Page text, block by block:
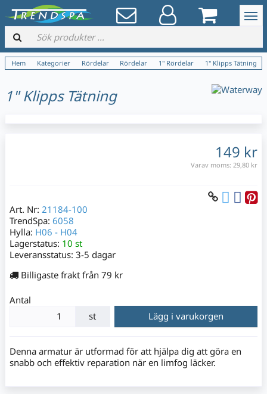
Hem Kategorier Rördelar Rördelar 1" Rördelar 1" Klipps Tätning
1" Klipps Tätning
149 kr
Varav moms: 29,80 kr
Art. Nr: 21184-100
TrendSpa: 6058
Hylla: H06 - H04
Lagerstatus: 10 st
Leveransstatus: 3-5 dagar
Billigaste frakt från 79 kr
Antal
st
Lägg i varukorgen
Denna armatur är utformad för att hjälpa dig att göra en
snabb och effektiv reparation när en limfog läcker.